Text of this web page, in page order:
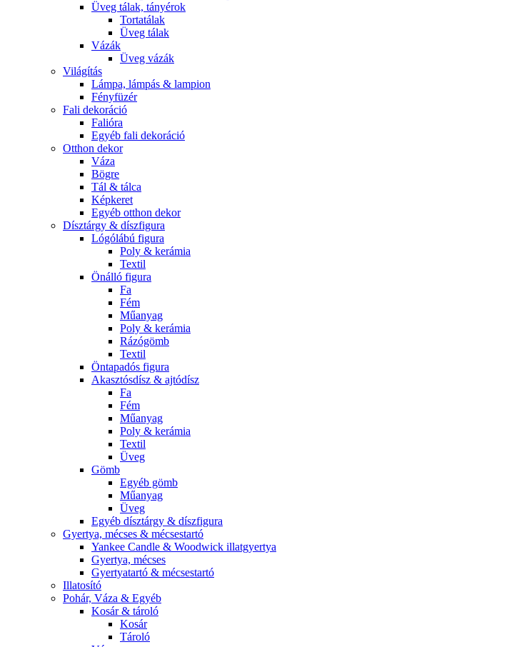
Üveg tálak, tányérok
Tortatálak
Üveg tálak
Vázák
Üveg vázák
Világítás
Lámpa, lámpás & lampion
Fényfüzér
Fali dekoráció
Falióra
Egyéb fali dekoráció
Otthon dekor
Váza
Bögre
Tál & tálca
Képkeret
Egyéb otthon dekor
Dísztárgy & díszfigura
Lógólábú figura
Poly & kerámia
Textil
Önálló figura
Fa
Fém
Műanyag
Poly & kerámia
Rázógömb
Textil
Öntapadós figura
Akasztósdísz & ajtódísz
Fa
Fém
Műanyag
Poly & kerámia
Textil
Üveg
Gömb
Egyéb gömb
Műanyag
Üveg
Egyéb dísztárgy & díszfigura
Gyertya, mécses & mécsestartó
Yankee Candle & Woodwick illatgyertya
Gyertya, mécses
Gyertyatartó & mécsestartó
Illatosító
Pohár, Váza & Egyéb
Kosár & tároló
Kosár
Tároló